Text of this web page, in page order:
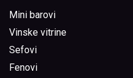
Mini barovi
Vinske vitrine
Sefovi
Fenovi